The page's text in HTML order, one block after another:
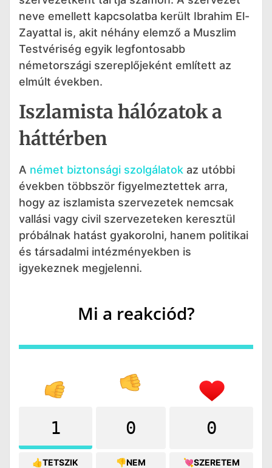
neve emellett kapcsolatba került Ibrahim El-
Zayattal is, akit néhány elemző a Muszlim
Testvériség egyik legfontosabb
németországi szereplőjeként említett az
elmúlt években.
Iszlamista hálózatok a
háttérben
A német biztonsági szolgálatok az utóbbi
években többször figyelmeztettek arra,
hogy az iszlamista szervezetek nemcsak
vallási vagy civil szervezeteken keresztül
próbálnak hatást gyakorolni, hanem politikai
és társadalmi intézményekben is
igyekeznek megjelenni.
Mi a reakciód?
1
👍TETSZIK
0
👎NEM
0
💘SZERETEM